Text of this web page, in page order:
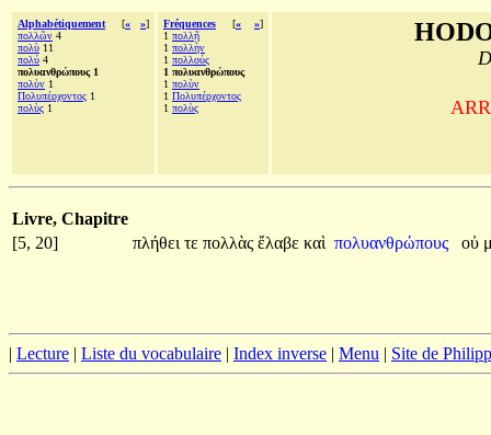
Alphabétiquement [« »]
πολλῶν 4
πολὺ 11
πολύ 4
πολυανθρώπους 1
πολὺν 1
Πολυπέρχοντος 1
πολὺς 1
Fréquences [« »]
1 πολλῇ
1 πολλήν
1 πολλούς
1 πολυανθρώπους
1 πολὺν
1 Πολυπέρχοντος
1 πολὺς
Livre, Chapitre
[5, 20]
πλήθει τε πολλὰς ἔλαβε καὶ πολυανθρώπους οὐ
| Lecture | Liste du vocabulaire | Index inverse | Menu | Site de